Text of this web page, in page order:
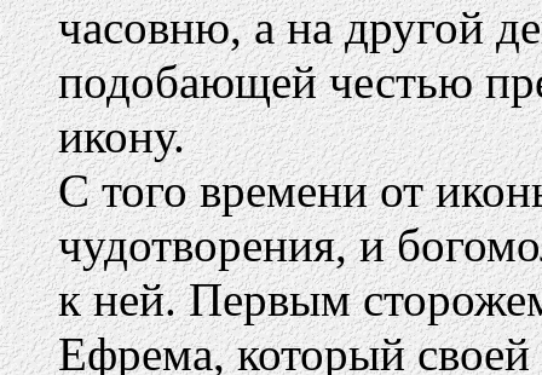
часовню, а на другой
подобающей честью
икону.
С того времени от
чудотворения, и
к ней. Первым
Ефрема, который своей